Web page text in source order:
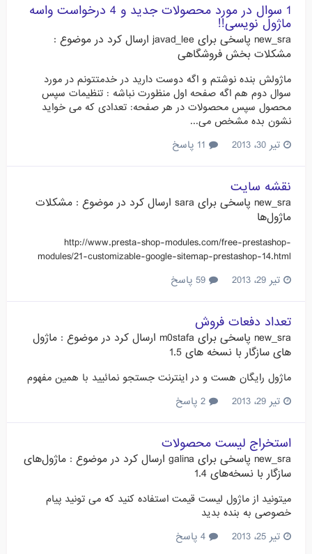
1 سوال در مورد محصولات جدید و 4 درخواست واسه
ماژول نویسی!!
new_sra پاسخی برای javad_leeارسال کرد در موضوع :
مشکلات بخش فروشگاهی
ماژولش بنده نوشتم و اگه دوست دارید در خدمتتونم در مورد
سوال دوم هم اگه صفحه اول منظورت نباشه : تنظیمات سپس
محصول سپس محصولات در هر صفحه: تعدادی که می خواید
نشون بده مشخص می...
تیر 30، 2013
نقشه سایت
new_sra پاسخی برای sara ارسال کرد در موضوع : مشکلات
ماژول‌ها
http://www.presta-shop-modules.com/free-prestashop-
modules/21-customizable-google-sitemap-prestashop-14.html
تیر 29، 2013
تعداد دفعات فروش
new_sra پاسخی برای m0stafa ارسال کرد در موضوع : ماژول
های سازگار با نسخه های 1.5
ماژول رایگان هست و در اینترنت جستجو نمائیید با همین مفهوم
تیر 29، 2013
استخراج ليست محصولات
new_sra پاسخی برای galina ارسال کرد در موضوع : ماژول‌های
سازگار با نسخه‌های 1.4
میتونید از ماژول لیست قیمت استفاده کنید که می تونید پیام
خصوصی به بنده بدید
تیر 25، 2013